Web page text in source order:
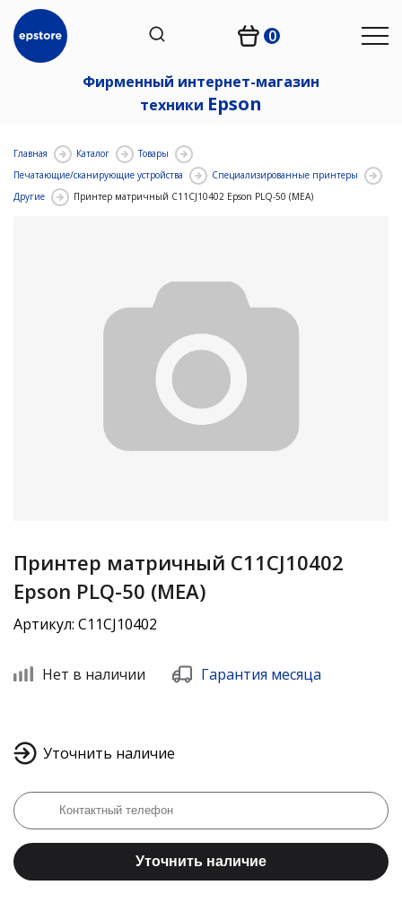
0
Фирменный интернет-магазин
техники Epson
Главная Каталог
Товары
Печатающие/сканирующие устройства
Специализированные принтеры
Другие
Принтер матричный C11CJ10402 Epson PLQ-50 (MEA)
Принтер матричный C11CJ10402
Epson PLQ-50 (MEA)
Артикул: C11CJ10402
Нет в наличии Гарантия месяца
Уточнить наличие
Уточнить наличие